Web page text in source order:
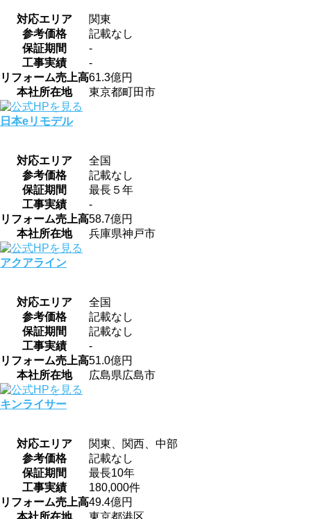
対応エリア
関東
参考価格
記載なし
保証期間
-
工事実績
-
リフォーム売上高61.3億円
本社所在地
東京都町田市
日本eリモデル
対応エリア
全国
参考価格
記載なし
保証期間
最長５年
工事実績
-
リフォーム売上高58.7億円
本社所在地
兵庫県神戸市
アクアライン
対応エリア
全国
参考価格
記載なし
保証期間
記載なし
工事実績
-
リフォーム売上高51.0億円
本社所在地
広島県広島市
キンライサー
対応エリア
関東、関西、中部
参考価格
記載なし
保証期間
最長10年
工事実績
180,000件
リフォーム売上高49.4億円
本社所在地
東京都港区